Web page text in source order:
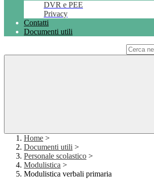
DVR e PEE
Privacy
Contatti
Documenti utili
Home >
Documenti utili >
Personale scolastico >
Modulistica >
Modulistica verbali primaria